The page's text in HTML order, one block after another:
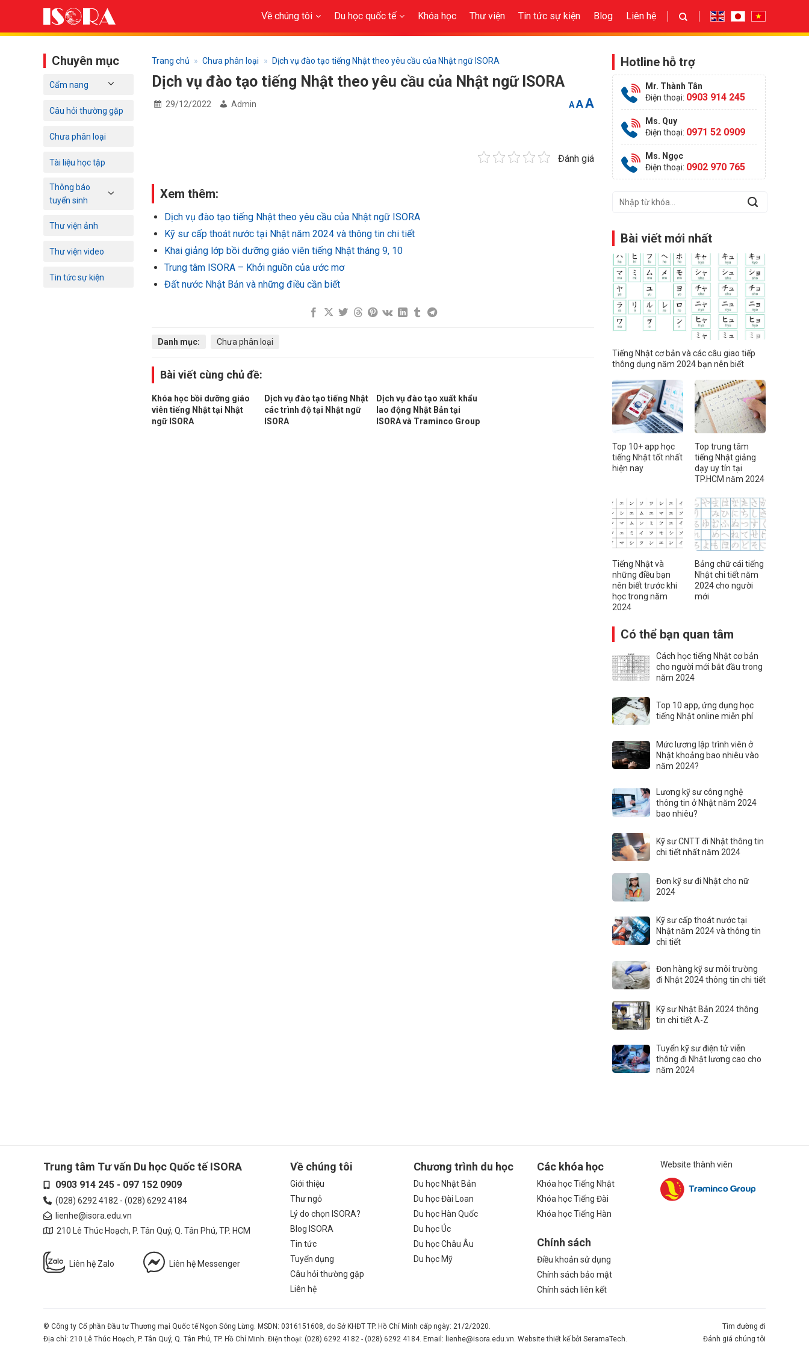
nội
Về chúng tôi Du học quốc tế Khóa học Thư viện Tin tức sự kiện Blog Liên hệ
Chuyên mục
Cẩm nang
Câu hỏi thường gặp
Chưa phân loại
Tài liệu học tập
Thông báo
tuyển sinh
Thư viện ảnh
Thư viện video
Tin tức sự kiện
Trang chủ » Chưa phân loại » Dịch vụ đào tạo tiếng Nhật theo yêu cầu của Nhật ngữ ISORA
Dịch vụ đào tạo tiếng Nhật theo yêu cầu của Nhật ngữ ISORA
29/12/2022 Admin A Decrease
font
size.
A Reset
font
A Increase
font
size.
Đánh giá
Xem thêm:
Dịch vụ đào tạo tiếng Nhật theo yêu cầu của Nhật ngữ ISORA
Kỹ sư cấp thoát nước tại Nhật năm 2024 và thông tin chi tiết
Khai giảng lớp bồi dưỡng giáo viên tiếng Nhật tháng 9, 10
Trung tâm ISORA – Khởi nguồn của ước mơ
Đất nước Nhật Bản và những điều cần biết
Danh mục: Chưa phân loại
Bài viết cùng chủ đề:
Khóa học bồi dưỡng giáo
viên tiếng Nhật tại Nhật
ngữ ISORA
Dịch vụ đào tạo tiếng Nhật
các trình độ tại Nhật ngữ
ISORA
Dịch vụ đào tạo xuất khẩu
lao động Nhật Bản tại
ISORA và Traminco Group
Hotline hỗ trợ
Mr. Thành Tân
Điện thoại: 0903 914 245
Ms. Quy
Điện thoại: 0971 52 0909
Ms. Ngọc
Điện thoại: 0902 970 765
Bài viết mới nhất
Tiếng Nhật cơ bản và các câu giao tiếp
thông dụng năm 2024 bạn nên biết
Top 10+ app học
tiếng Nhật tốt nhất
hiện nay
Top trung tâm
tiếng Nhật giảng
dạy uy tín tại
TP.HCM năm 2024
Tiếng Nhật và
những điều bạn
nên biết trước khi
học trong năm
2024
Bảng chữ cái tiếng
Nhật chi tiết năm
2024 cho người
mới
Có thể bạn quan tâm
Cách học tiếng Nhật cơ bản
cho người mới bắt đầu trong
năm 2024
Top 10 app, ứng dụng học
tiếng Nhật online miễn phí
Mức lương lập trình viên ở
Nhật khoảng bao nhiêu vào
năm 2024?
Lương kỹ sư công nghệ
thông tin ở Nhật năm 2024
bao nhiêu?
Kỹ sư CNTT đi Nhật thông tin
chi tiết nhất năm 2024
Đơn kỹ sư đi Nhật cho nữ
2024
Kỹ sư cấp thoát nước tại
Nhật năm 2024 và thông tin
chi tiết
Đơn hàng kỹ sư môi trường
đi Nhật 2024 thông tin chi tiết
Kỹ sư Nhật Bản 2024 thông
tin chi tiết A-Z
Tuyển kỹ sư điện tử viễn
thông đi Nhật lương cao cho
năm 2024
Trung tâm Tư vấn Du học Quốc tế ISORA
0903 914 245- 097 152 0909
(028) 6292 4182 - (028) 6292 4184
lienhe@isora.edu.vn
210 Lê Thúc Hoạch, P. Tân Quý, Q. Tân Phú, TP. HCM
Liên hệ Zalo Liên hệ Messenger
Về chúng tôi
Giới thiệu
Thư ngỏ
Lý do chọn ISORA?
Blog ISORA
Tin tức
Tuyển dụng
Câu hỏi thường gặp
Liên hệ
Chương trình du học
Du học Nhật Bản
Du học Đài Loan
Du học Hàn Quốc
Du học Úc
Du học Châu Âu
Du học Mỹ
Các khóa học
Khóa học Tiếng Nhật
Khóa học Tiếng Đài
Khóa học Tiếng Hàn
Chính sách
Điều khoản sử dụng
Chính sách bảo mật
Chính sách liên kết
Website thành viên
© Công ty Cổ phần Đầu tư Thương mại Quốc tế Ngọn Sóng Lừng. MSDN: 0316151608, do Sở KHĐT TP. Hồ Chí Minh cấp ngày: 21/2/2020.
Địa chỉ: 210 Lê Thúc Hoạch, P. Tân Quý, Q. Tân Phú, TP. Hồ Chí Minh. Điện thoại: (028) 6292 4182 - (028) 6292 4184. Email: lienhe@isora.edu.vn. Website thiết kế bởi SeramaTech.
Tìm đường đi
Đánh giá chúng tôi